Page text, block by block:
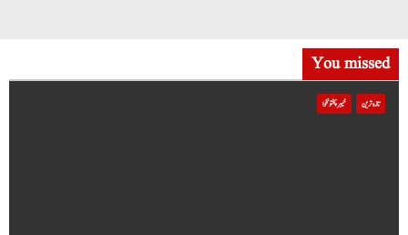
You missed
تازہ ترین خیبر پختونخوا